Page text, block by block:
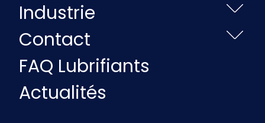
Industrie
Contact
FAQ Lubrifiants
Actualités